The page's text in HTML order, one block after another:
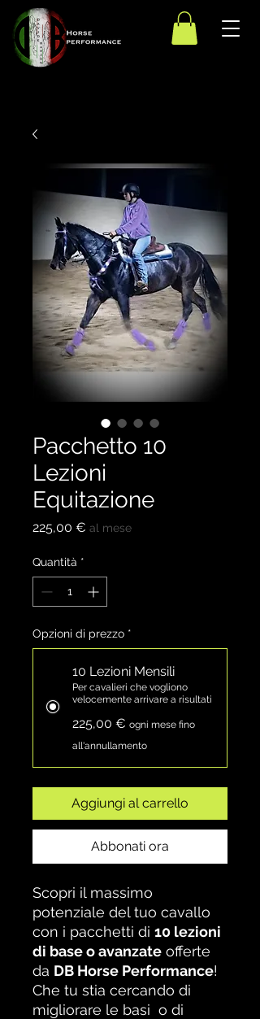
Pacchetto 10
Lezioni
Equitazione
225,00 € Prezzo
al mese
Quantità *
Opzioni di prezzo *
10 Lezioni Mensili
Per cavalieri che vogliono
velocemente arrivare a risultati
225,00 € ogni mese fino
all'annullamento
Aggiungi al carrello
Abbonati ora
Scopri il massimo
potenziale del tuo cavallo
con i pacchetti di 10 lezioni
di base o avanzate offerte
da DB Horse Performance!
Che tu stia cercando di
migliorare le basi o di